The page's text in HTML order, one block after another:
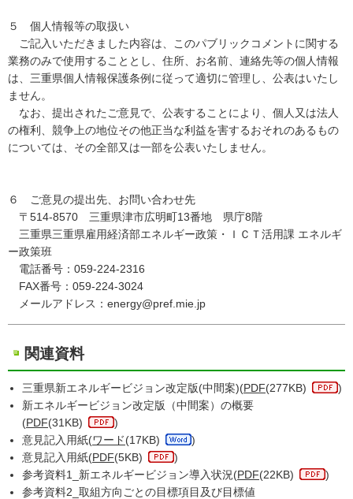
５ 個人情報等の取扱い
ご記入いただきました内容は、このパブリックコメントに関する
業務のみで使用することとし、住所、お名前、連絡先等の個人情報
は、三重県個人情報保護条例に従って適切に管理し、公表はいたし
ません。
なお、提出されたご意見で、公表することにより、個人又は法人
の権利、競争上の地位その他正当な利益を害するおそれのあるもの
については、その全部又は一部を公表いたしません。
６ ご意見の提出先、お問い合わせ先
〒514-8570 三重県津市広明町13番地 県庁8階
三重県三重県雇用経済部エネルギー政策・ＩＣＴ活用課 エネルギ
ー政策班
電話番号：059-224-2316
FAX番号：059-224-3024
メールアドレス：energy@pref.mie.jp
関連資料
三重県新エネルギービジョン改定版(中間案)(PDF(277KB)
)
新エネルギービジョン改定版（中間案）の概要
(PDF(31KB)
)
意見記入用紙(ワード(17KB)
)
意見記入用紙(PDF(5KB)
)
参考資料1_新エネルギービジョン導入状況(PDF(22KB)
)
参考資料2_取組方向ごとの目標項目及び目標値